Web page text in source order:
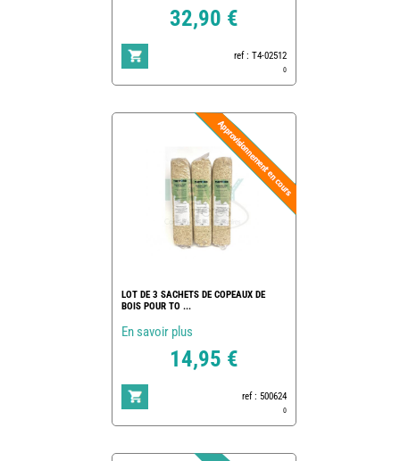
32,90 €
ref : T4-02512
0
LOT DE 3 SACHETS DE COPEAUX DE
BOIS POUR TO ...
En savoir plus
14,95 €
ref : 500624
0